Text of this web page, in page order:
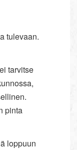
tulevaan.
tarvitse
pinta
loppuun